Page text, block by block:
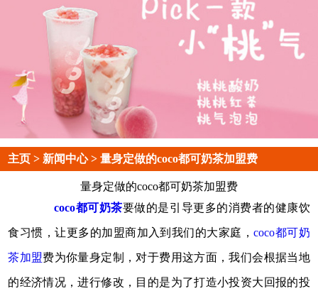
主页 > 新闻中心> 量身定做的coco都可奶茶加盟费
量身定做的coco都可奶茶加盟费
coco都可奶茶要做的是引导更多的消费者的健康饮
食习惯，让更多的加盟商加入到我们的大家庭，coco都可奶
茶加盟费为你量身定制，对于费用这方面，我们会根据当地
的经济情况，进行修改，目的是为了打造小投资大回报的投